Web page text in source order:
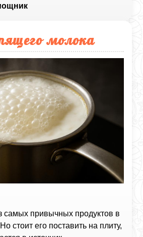
молока
самых привычных продуктов в
стоит его поставить на плиту,